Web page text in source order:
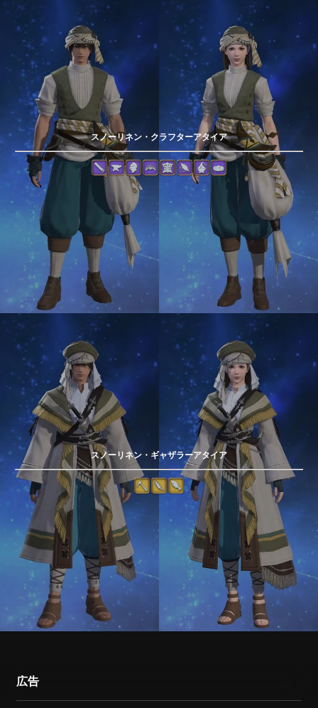
スノーリネン・クラフターアタイア
スノーリネン・ギャザラーアタイア
広告